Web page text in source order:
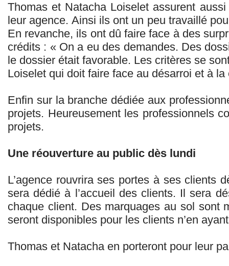
Thomas et Natacha Loiselet assurent
leur agence. Ainsi ils ont un peu travaillé
En revanche, ils ont dû faire face à des
crédits : « On a eu des demandes. Des
le dossier était favorable. Les critères se
Loiselet qui doit faire face au désarroi et à
Enfin sur la branche dédiée aux
projets. Heureusement les professionnels
projets.
Une réouverture au public dès lundi
L’agence rouvrira ses portes à ses clients
sera dédié à l’accueil des clients. Il sera
chaque client. Des marquages au sol sont
seront disponibles pour les clients n’en
Thomas et Natacha en porteront pour leur